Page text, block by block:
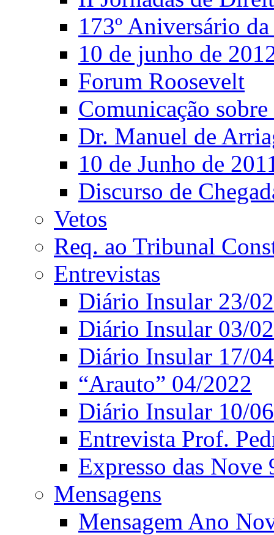
173º Aniversário
10 de junho de
Forum Roosevelt
Comunicação
Dr. Manuel de
10 de Junho de
Discurso de
Vetos
Req. ao Tribunal
Entrevistas
Diário Insular 23/
Diário Insular 03/
Diário Insular 17/
“Arauto” 04/2022
Diário Insular 10/
Entrevista Prof.
Expresso das Nove
Mensagens
Mensagem Ano